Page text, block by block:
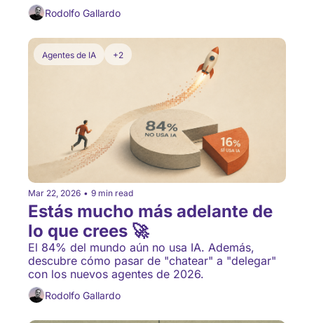
Rodolfo Gallardo
Agentes de IA +2
Mar 22, 2026 • 9 min read
Estás mucho más adelante de
lo que crees 🚀
El 84% del mundo aún no usa IA. Además,
descubre cómo pasar de "chatear" a "delegar"
con los nuevos agentes de 2026.
Rodolfo Gallardo